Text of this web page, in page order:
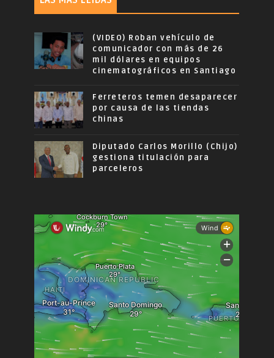
(VIDEO) Roban vehículo de
comunicador con más de 26
mil dólares en equipos
cinematográficos en Santiago
Ferreteros temen desaparecer
por causa de las tiendas
chinas
Diputado Carlos Morillo (Chijo)
gestiona titulación para
parceleros